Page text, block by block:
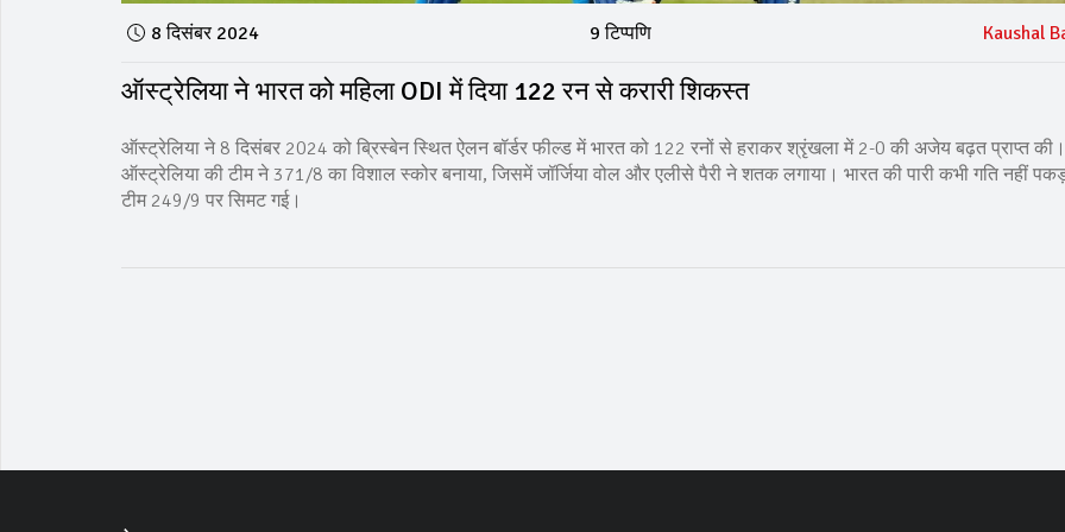
8 दिसंबर 2024 9 टिप्पणि Kaushal
ऑस्ट्रेलिया ने भारत को महिला ODI में दिया 122 रन से करारी शिकस्त
ऑस्ट्रेलिया ने 8 दिसंबर 2024 को ब्रिस्बेन स्थित ऐलन बॉर्डर फील्ड में भारत को 122 रनों से हराकर श्रृंखला में 2-0 की अजेय बढ़त प्राप्त की।
ऑस्ट्रेलिया की टीम ने 371/8 का विशाल स्कोर बनाया, जिसमें जॉर्जिया वोल और एलीसे पैरी ने शतक लगाया। भारत की पारी कभी गति नहीं
टीम 249/9 पर सिमट गई।